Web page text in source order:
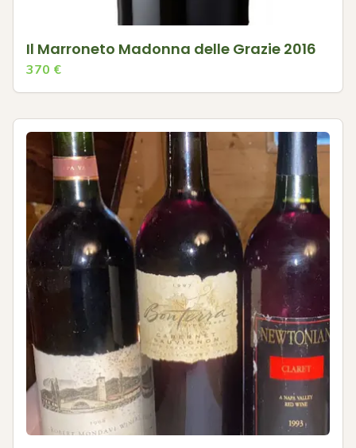
Il Marroneto Madonna delle Grazie 2016
370 €